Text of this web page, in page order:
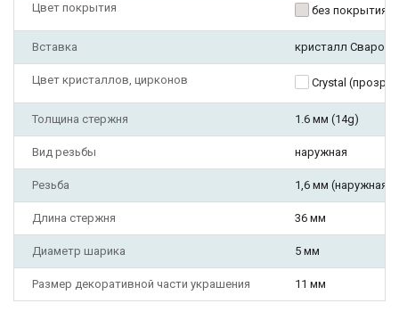
Цвет покрытия без покрытия
Вставка кристалл
Цвет кристаллов, цирконов Crystal
Толщина стержня 1.6 мм (14g)
Вид резьбы наружная
Резьба 1,6 мм (наружная)
Длина стержня 36 мм
Диаметр шарика 5 мм
Размер декоративной части украшения 11 мм